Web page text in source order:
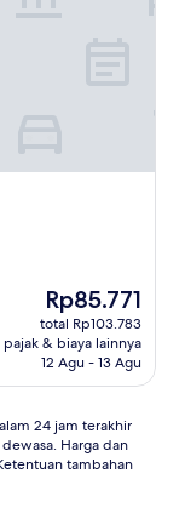
Harga
sekarang
Rp85.771
Rp85.771
total Rp103.783
& biaya lainnya
12 Agu - 13 Agu
24 jam terakhir
Harga dan
tambahan